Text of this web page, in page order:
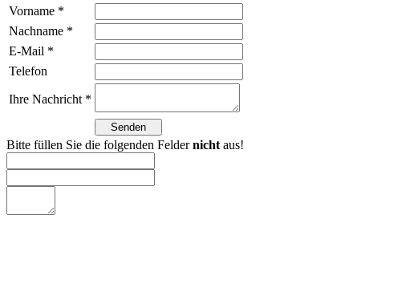
Vorname *
Nachname *
E-Mail *
Telefon
Ihre Nachricht *
Bitte füllen Sie die folgenden Feldernicht aus!